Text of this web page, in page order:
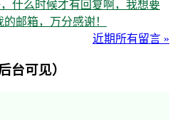
什么时候才有回复啊，我想要
邮箱，万分感谢！
近期所有留言 »
台可见）